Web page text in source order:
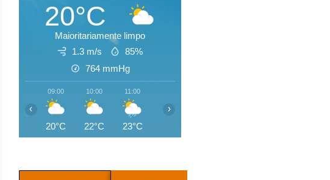
20°C
Maioritariamente limpo
1.3 m/s
85%
764 mmHg
09:00
20°C
10:00
22°C
11:00
23°C
‹ ›